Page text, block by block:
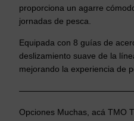
proporciona un agarre
jornadas de pesca.
Equipada con 8 guías de
deslizamiento suave de la
mejorando la experiencia de
Opciones Muchas, acá TMO